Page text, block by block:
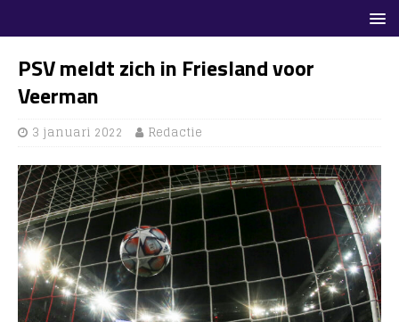
PSV meldt zich in Friesland voor
Veerman
3 januari 2022 Redactie